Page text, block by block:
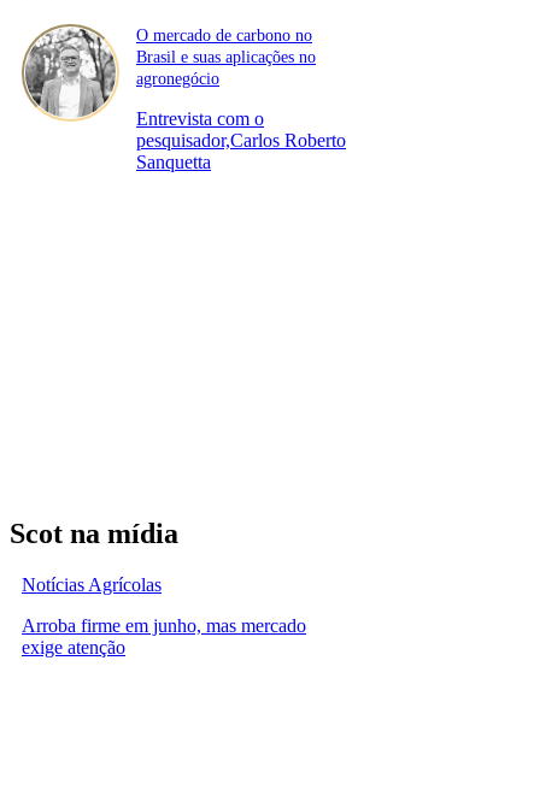
O mercado de carbono no
Brasil e suas aplicações no
agronegócio
Entrevista com o
pesquisador,Carlos Roberto
Sanquetta
Scot na mídia
Notícias Agrícolas
Arroba firme em junho, mas mercado
exige atenção